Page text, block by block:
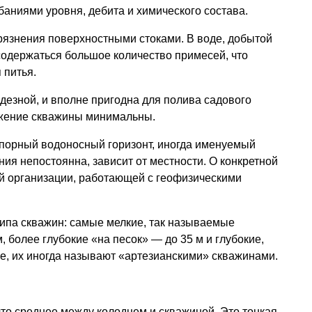
уровня, дебита и химического состава.
поверхностными стоками. В воде, добытой
большое количество примесей, что
питья.
и вполне пригодна для полива садового
скважины минимальны.
водоносный горизонт, иногда именуемый
непостоянна, зависит от местности. О конкретной
организации, работающей с геофизическими
скважин: самые мелкие, так называемые
глубокие «на песок» — до 35 м и глубокие,
их иногда называют «артезианскими» скважинами.